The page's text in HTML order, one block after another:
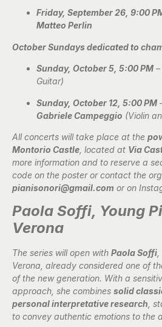
Friday, September 26, 9:00
Matteo Perlin
October Sundays dedicated to
Sunday, October 5, 5:00 PM –
Guitar)
Sunday, October 12, 5:00 PM
Gabriele Campeggio (Violin
All concerts will take place at the
Montorio Castle , located at Via
more information and to reserve a
code on the poster or contact the
pianisonori@gmail.com or on
Paola Soffi, Young
Verona
The series will open with Paola Soffi
Verona, already considered one of
of the new generation. With a
approach, she combines solid
personal interpretative research ,
to convey authentic emotions to the